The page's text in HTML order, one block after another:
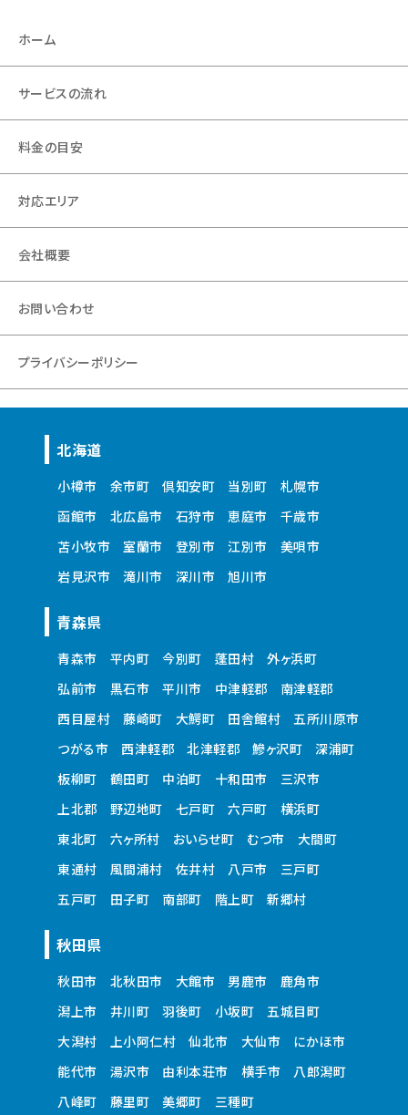
ホーム
サービスの流れ
料金の目安
対応エリア
会社概要
お問い合わせ
プライバシーポリシー
北海道
小樽市 余市町 倶知安町 当別町
札幌市
函館市
北広島市 石狩市 恵庭市
千歳市
苫小牧市
室蘭市 登別市 江別市
美唄市
岩見沢市
滝川市 深川市 旭川市
青森県
青森市 平内町 今別町 蓬田村
外ヶ浜町
弘前市
黒石市 平川市 中津軽郡
南津軽郡
西目屋村
藤崎町 大鰐町 田舎館村
五所川原市
つがる市
西津軽郡 北津軽郡 鰺ヶ沢町
深浦町
板柳町
鶴田町 中泊町 十和田市
三沢市
上北郡
野辺地町 七戸町 六戸町
横浜町
東北町
六ヶ所村 おいらせ町 むつ市
大間町
東通村
風間浦村 佐井村 八戸市
三戸町
五戸町
田子町 南部町 階上町 新郷村
秋田県
秋田市 北秋田市 大館市 男鹿市
鹿角市
潟上市
井川町 羽後町 小坂町
五城目町
大潟村
上小阿仁村 仙北市 大仙市
にかほ市
能代市
湯沢市 由利本荘市 横手市
八郎潟町
八峰町
藤里町 美郷町 三種町